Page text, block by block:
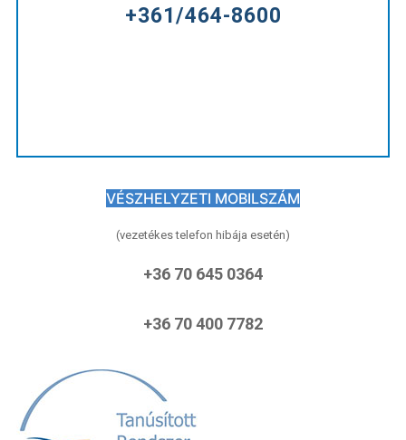
+361/464-8600
VÉSZHELYZETI MOBILSZÁM
(vezetékes telefon hibája esetén)
+36 70 645 0364
+36 70 400 7782